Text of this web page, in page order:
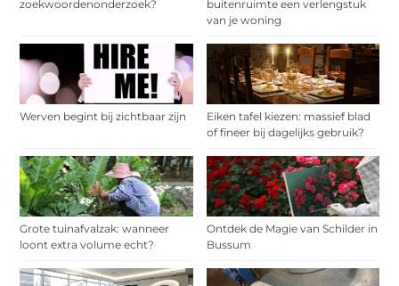
zoekwoordenonderzoek?
buitenruimte een verlengstuk
van je woning
Werven begint bij zichtbaar zijn
Eiken tafel kiezen: massief blad
of fineer bij dagelijks gebruik?
Grote tuinafvalzak: wanneer
loont extra volume echt?
Ontdek de Magie van Schilder in
Bussum